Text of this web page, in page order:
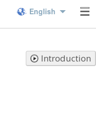
English
Introduction